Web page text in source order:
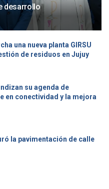
desarrollo
una nueva planta GIRSU
de residuos en Jujuy
su agenda de
en conectividad y la mejora
la pavimentación de calle